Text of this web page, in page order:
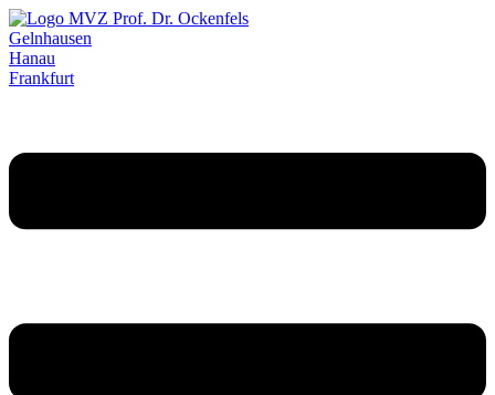
Gelnhausen
Hanau
Frankfurt